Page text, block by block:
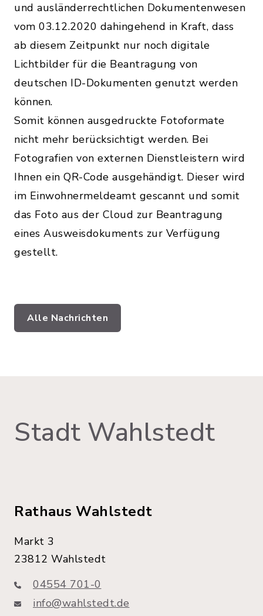
und ausländerrechtlichen Dokumentenwesen
vom 03.12.2020 dahingehend in Kraft, dass
ab diesem Zeitpunkt nur noch digitale
Lichtbilder für die Beantragung von
deutschen ID-Dokumenten genutzt werden
können.
Somit können ausgedruckte Fotoformate
nicht mehr berücksichtigt werden. Bei
Fotografien von externen Dienstleistern wird
Ihnen ein QR-Code ausgehändigt. Dieser wird
im Einwohnermeldeamt gescannt und somit
das Foto aus der Cloud zur Beantragung
eines Ausweisdokuments zur Verfügung
gestellt.
Alle Nachrichten
Stadt Wahlstedt
Rathaus Wahlstedt
Markt 3
23812 Wahlstedt
04554 701-0
info@wahlstedt.de